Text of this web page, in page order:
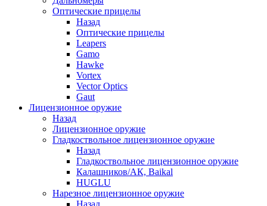
Оптические прицелы
Назад
Оптические прицелы
Leapers
Gamo
Hawke
Vortex
Vector Optics
Gaut
Лицензионное оружие
Назад
Лицензионное оружие
Гладкоствольное лицензионное оружие
Назад
Гладкоствольное лицензионное оружие
Калашников/АК, Baikal
HUGLU
Нарезное лицензионное оружие
Назад